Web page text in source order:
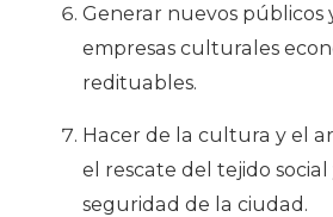
Generar nuevos públicos
empresas culturales
redituables.
Hacer de la cultura y el
el rescate del tejido
seguridad de la ciudad.